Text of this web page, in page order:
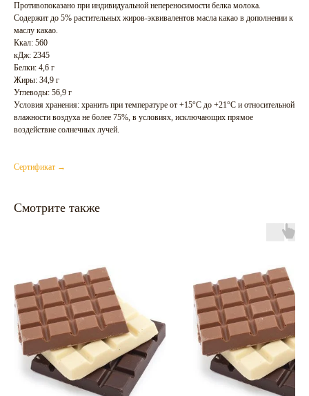
Противопоказано при индивидуальной непереносимости белка молока.
Содержит до 5% растительных жиров-эквивалентов масла какао в дополнении к
маслу какао.
Ккал: 560
кДж: 2345
Белки: 4,6 г
Жиры: 34,9 г
Углеводы: 56,9 г
Условия хранения: хранить при температуре от +15°С до +21°С и относительной
влажности воздуха не более 75%, в условиях, исключающих прямое
воздействие солнечных лучей.
Сертификат →
Смотрите также